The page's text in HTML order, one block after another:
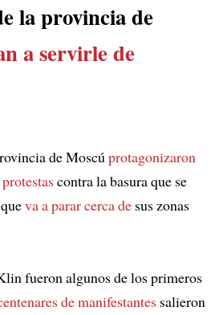
la provincia de
a servirle de
de Moscúprotagonizaron
contra la basura que se
va a parar cerca desus zonas
fueron algunos de los primeros
de manifestantessalieron